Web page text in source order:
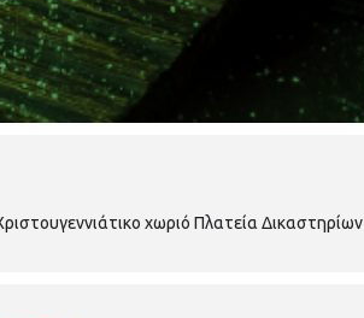
χωριό Πλατεία Δικαστηρίων